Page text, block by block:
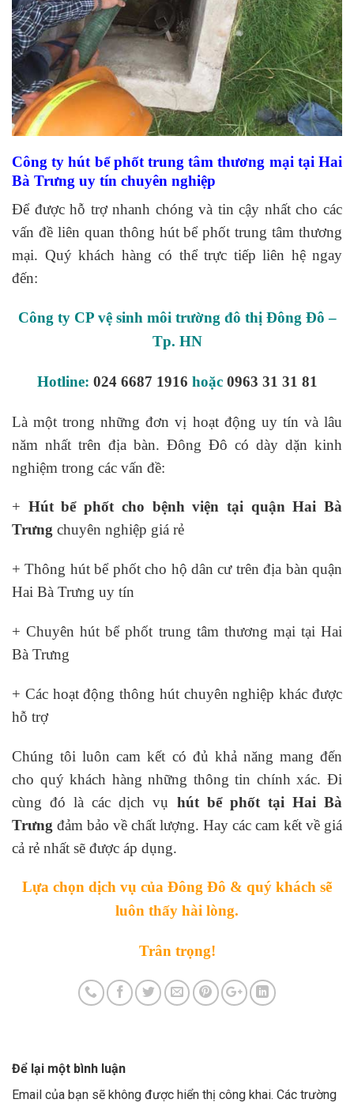
Công ty hút bể phốt trung tâm thương mại tại Hai
Bà Trưng uy tín chuyên nghiệp
Để được hỗ trợ nhanh chóng và tin cậy nhất cho các
vấn đề liên quan thông hút bể phốt trung tâm thương
mại. Quý khách hàng có thể trực tiếp liên hệ ngay
đến:
Công ty CP vệ sinh môi trường đô thị Đông Đô –
Tp. HN
Hotline: 024 6687 1916 hoặc 0963 31 31 81
Là một trong những đơn vị hoạt động uy tín và lâu
năm nhất trên địa bàn. Đông Đô có dày dặn kinh
nghiệm trong các vấn đề:
+ Hút bể phốt cho bệnh viện tại quận Hai Bà
Trưng chuyên nghiệp giá rẻ
+ Thông hút bể phốt cho hộ dân cư trên địa bàn quận
Hai Bà Trưng uy tín
+ Chuyên hút bể phốt trung tâm thương mại tại Hai
Bà Trưng
+ Các hoạt động thông hút chuyên nghiệp khác được
hỗ trợ
Chúng tôi luôn cam kết có đủ khả năng mang đến
cho quý khách hàng những thông tin chính xác. Đi
cùng đó là các dịch vụ hút bể phốt tại Hai Bà
Trưng đảm bảo về chất lượng. Hay các cam kết về giá
cả rẻ nhất sẽ được áp dụng.
Lựa chọn dịch vụ của Đông Đô & quý khách sẽ
luôn thấy hài lòng.
Trân trọng!
Để lại một bình luận
Email của bạn sẽ không được hiển thị công khai. Các trường